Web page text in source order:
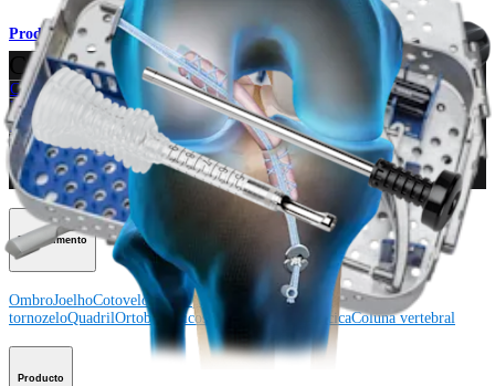
Produto
Como podemos ajudar?
Contacte um representante
Veja eventos, laboratórios e oportunidades educacionais
Inscreva-se para receber: O que há de novo na Arthrex?
Conecte-se conosco
Procedimento
OmbroJoelhoCotoveloMão e punho
tornozeloQuadrilOrtobiológicos Cirurgia cardiotorácicaColuna vertebral
Producto